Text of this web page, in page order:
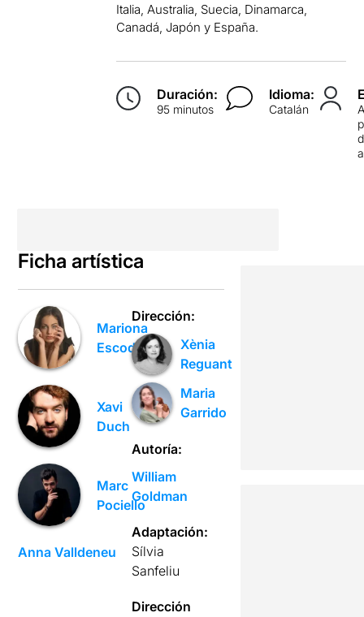
Italia, Australia, Suecia, Dinamarca,
Canadá, Japón y España.
Duración:
95 minutos
Idioma:
Catalán
Ficha artística
Mariona
Escoda
Xavi
Duch
Marc
Pociello
Anna Valldeneu
Dirección:
Xènia
Reguant
Maria
Garrido
Autoría:
William
Goldman
Adaptación:
Sílvia
Sanfeliu
Dirección